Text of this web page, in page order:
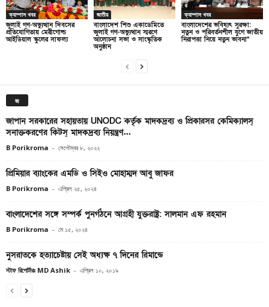
ক্যাম্পাস খবর
জুলাই গণ-অভ্যুত্থান দিবসের
প্রতিযোগিতায় মেরীগোল্ড
আইডিয়াল স্কুলের সাফল্য
জাতীয়
বাংলাদেশ শিশু একাডেমিতে
জুলাই গণ-অভ্যুত্থান স্মরণে
আলোচনা সভা ও সাংস্কৃতিক
অনুষ্ঠান
ক্যাম্পাস খবর
বাংলাদেশের ভবিষ্যৎ সুরক্ষা:
নতুন ও পরিবর্তনশীল যুগে জাতীয়
নিরাপত্তা নিয়ে নতুন ভাবনা”
জ
জাপান সরকারের সহায়তায় UNODC কর্তৃক মাদকদ্রব্য ও প্রিকারসর কেমিক্যালস্
সনাক্তকরণের কিটস্ মাদকদ্রব্য নিয়ন্ত্রণ...
B Porikroma - সেপ্টেম্বর ৮, ২০২২
প্রিমিয়ার ব্যাংকের এমডি ও সিইও মোহাম্মদ আবু জাফর
B Porikroma - এপ্রিল ২৫, ২০২৪
‌বাংলাদেশের সঙ্গে সম্পর্ক পুনর্গঠনে আগ্রহী যুক্তরাষ্ট্র: সালমান এফ রহমান
B Porikroma - মে ১৫, ২০২৪
নুসরাতকে হত্যাচেষ্টায় সেই অধ্যক্ষ ৭ দিনের রিমান্ডে
স্টাফ রিপোর্টারঃ MD Ashik - এপ্রিল ১০, ২০১৯